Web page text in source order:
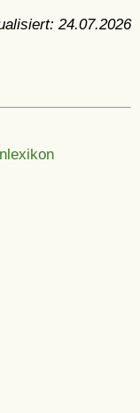
24.07.2026